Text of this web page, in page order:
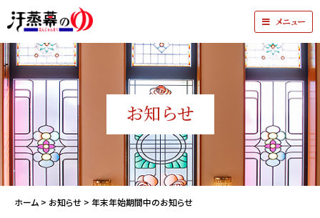
メニュー
お知らせ
ホーム > お知らせ > 年末年始期間中のお知らせ